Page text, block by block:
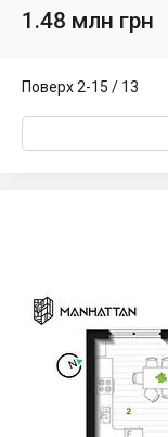
1.48 млн грн
Поверх 2-15 / 13